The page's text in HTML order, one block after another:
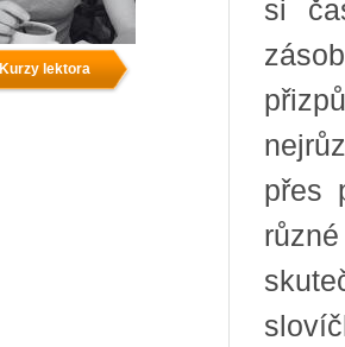
Kurzy lektora
si
přes